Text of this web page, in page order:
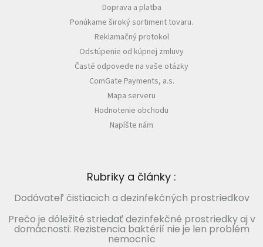
Doprava a platba
Ponúkame široký sortiment tovaru.
Reklamačný protokol
Odstúpenie od kúpnej zmluvy
Časté odpovede na vaše otázky
ComGate Payments, a.s.
Mapa serveru
Hodnotenie obchodu
Napíšte nám
Rubriky a články :
Dodávateľ čistiacich a dezinfekčných prostriedkov
Prečo je dôležité striedať dezinfekčné prostriedky aj v
domácnosti: Rezistencia baktérií nie je len problém
nemocníc